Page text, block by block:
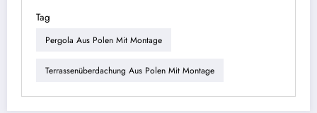
Tag
Pergola Aus Polen Mit Montage
Terrassenüberdachung Aus Polen Mit Montage